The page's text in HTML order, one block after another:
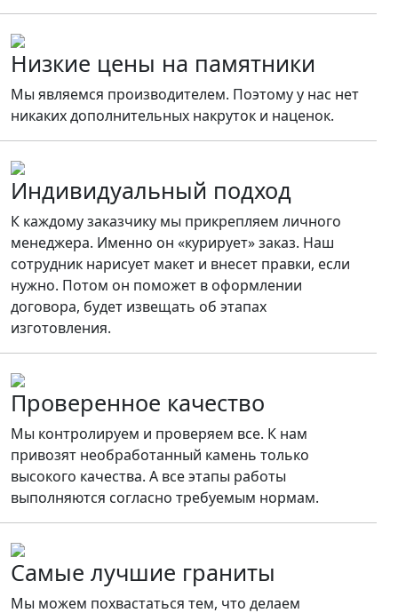
Низкие цены на памятники
Мы являемся производителем. Поэтому у нас нет
никаких дополнительных накруток и наценок.
Индивидуальный подход
К каждому заказчику мы прикрепляем личного
менеджера. Именно он «курирует» заказ. Наш
сотрудник нарисует макет и внесет правки, если
нужно. Потом он поможет в оформлении
договора, будет извещать об этапах
изготовления.
Проверенное качество
Мы контролируем и проверяем все. К нам
привозят необработанный камень только
высокого качества. А все этапы работы
выполняются согласно требуемым нормам.
Самые лучшие граниты
Мы можем похвастаться тем, что делаем